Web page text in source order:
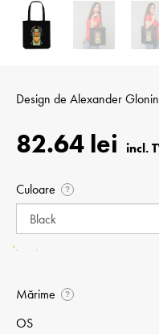
Design de Alexander Glonin
82.64 lei
Culoare ?
Mărime ?
OS